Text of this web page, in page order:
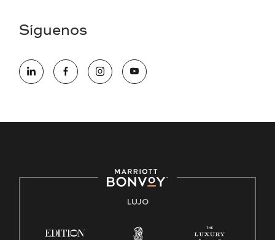
electrónico hqaffirmativeaction@marriott.com
oportunidades que se compromete a contratar una fuerza
de trabajo diversa y a mantener una cultura inclusiva.
Derecho a trabajar inglés/español
Conozca sus derechos
Ley de licencia familiar y médica (FMLA)
Síguenos
LUJO